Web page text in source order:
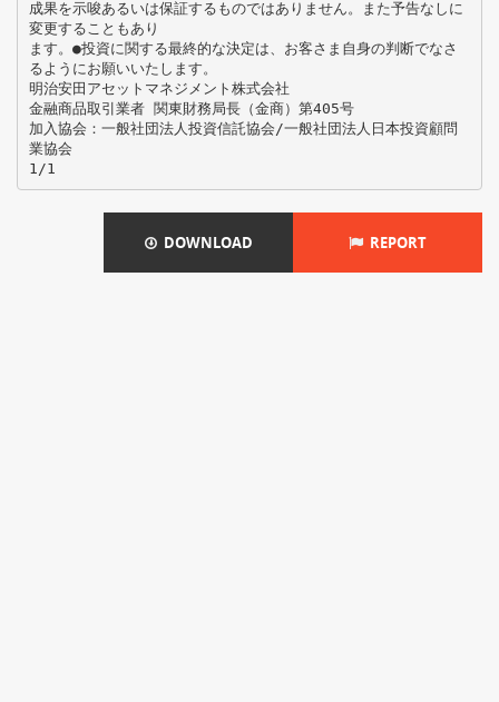
成果を示唆あるいは保証するものではありません。また予告なしに
変更することもあり
ます。●投資に関する最終的な決定は、お客さま自身の判断でなさ
るようにお願いいたします。
明治安田アセットマネジメント株式会社
金融商品取引業者 関東財務局長（金商）第405号
加入協会：一般社団法人投資信託協会/一般社団法人日本投資顧問
業協会
DOWNLOAD REPORT